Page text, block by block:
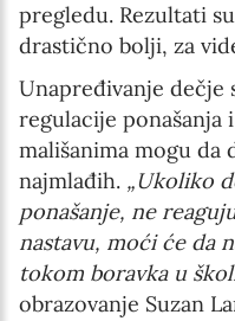
pregledu. Rezultati
drastično bolji, za
Unapređivanje dečje
regulacije ponašanja
mališanima mogu da
najmlađih. „Ukoliko
ponašanje, ne
nastavu, moći će da
tokom boravka u
obrazovanje Suzan